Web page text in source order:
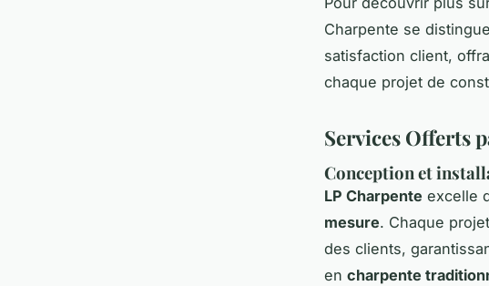
Charpente se
satisfaction client,
chaque projet de
Services Offerts
Conception et
LP Charpente excelle
mesure. Chaque
des clients,
en charpente